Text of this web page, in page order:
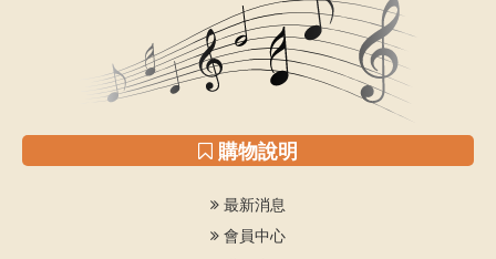
購物說明
最新消息
會員中心